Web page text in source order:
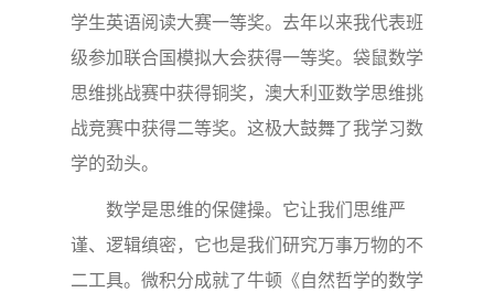
学生英语阅读大赛一等奖。去年以来我代表班
级参加联合国模拟大会获得一等奖。袋鼠数学
思维挑战赛中获得铜奖，澳大利亚数学思维挑
战竞赛中获得二等奖。这极大鼓舞了我学习数
学的劲头。
数学是思维的保健操。它让我们思维严
谨、逻辑缜密，它也是我们研究万事万物的不
二工具。微积分成就了牛顿《自然哲学的数学